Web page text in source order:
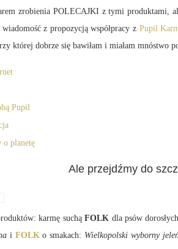
zrobienia POLECAJKI z tymi produktami,
z propozycją współpracy z Pupil
której dobrze się bawiłam i miałam mnóstwo
Pupil
o planetę
Ale przejdźmy do
karmę suchąFOLK dla psów
i FOLKo smakach: Wielkopolski wyborny